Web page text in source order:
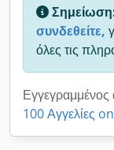
συνδεθείτε,
όλες τις
100 Αγγελίες